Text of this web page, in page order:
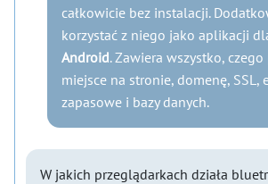
całkowicie bez instalacji.
korzystać z niego jako aplikacji
Android. Zawiera wszystko,
miejsce na stronie, domenę, SSL,
zapasowe i bazy danych.
W jakich przeglądarkach działa